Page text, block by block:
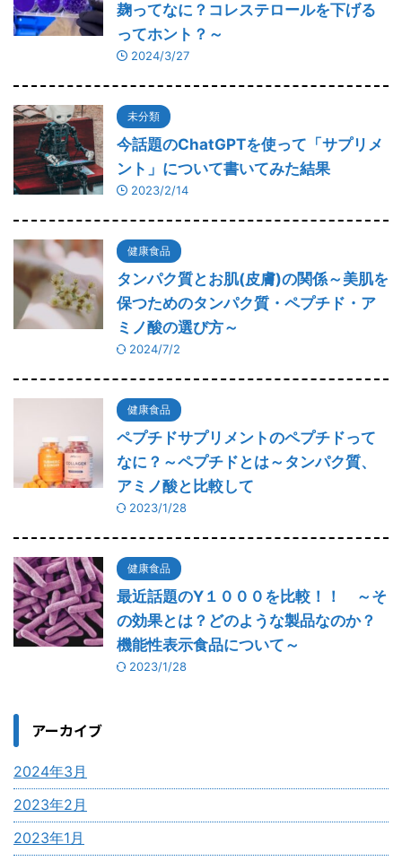
麹ってなに？コレステロールを下げる
ってホント？～
2024/3/27
未分類
今話題のChatGPTを使って「サプリメ
ント」について書いてみた結果
2023/2/14
健康食品
タンパク質とお肌(皮膚)の関係～美肌を
保つためのタンパク質・ペプチド・ア
ミノ酸の選び方～
2024/7/2
健康食品
ペプチドサプリメントのペプチドって
なに？～ペプチドとは～タンパク質、
アミノ酸と比較して
2023/1/28
健康食品
最近話題のY１０００を比較！！ ～そ
の効果とは？どのような製品なのか？
機能性表示食品について～
2023/1/28
アーカイブ
2024年3月
2023年2月
2023年1月